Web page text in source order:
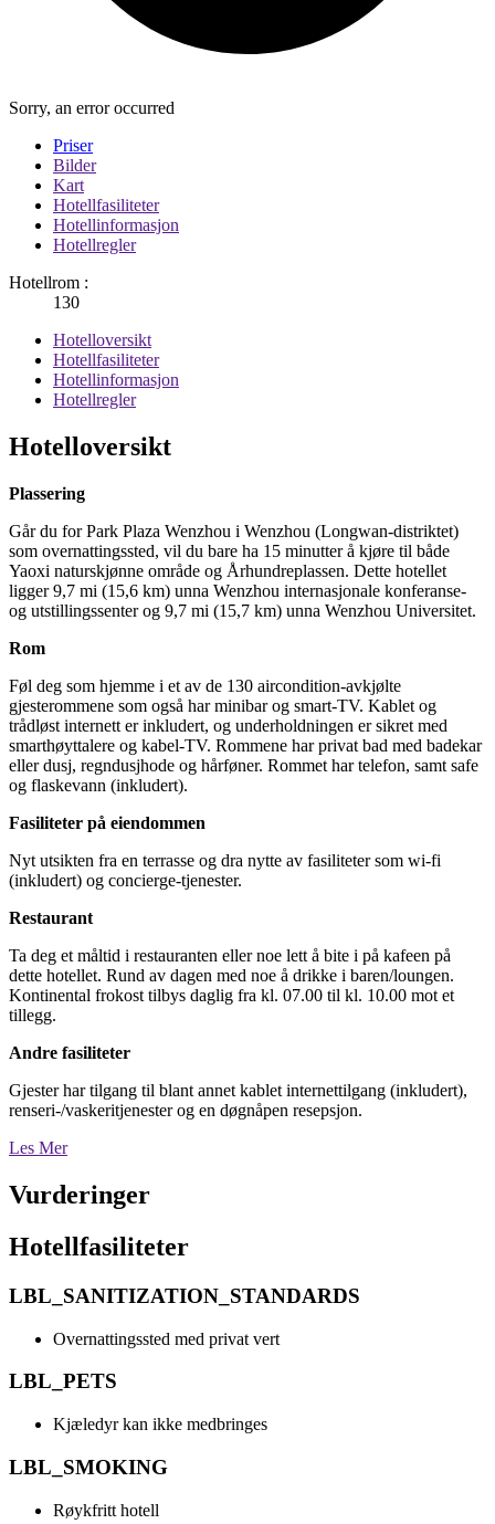
Sorry, an error occurred
Priser
Bilder
Kart
Hotellfasiliteter
Hotellinformasjon
Hotellregler
Hotellrom :
130
Hotelloversikt
Hotellfasiliteter
Hotellinformasjon
Hotellregler
Hotelloversikt
Plassering
Går du for Park Plaza Wenzhou i Wenzhou (Longwan-distriktet)
som overnattingssted, vil du bare ha 15 minutter å kjøre til både
Yaoxi naturskjønne område og Århundreplassen. Dette hotellet
ligger 9,7 mi (15,6 km) unna Wenzhou internasjonale konferanse-
og utstillingssenter og 9,7 mi (15,7 km) unna Wenzhou Universitet.
Rom
Føl deg som hjemme i et av de 130 aircondition-avkjølte
gjesterommene som også har minibar og smart-TV. Kablet og
trådløst internett er inkludert, og underholdningen er sikret med
smarthøyttalere og kabel-TV. Rommene har privat bad med badekar
eller dusj, regndusjhode og hårføner. Rommet har telefon, samt safe
og flaskevann (inkludert).
Fasiliteter på eiendommen
Nyt utsikten fra en terrasse og dra nytte av fasiliteter som wi-fi
(inkludert) og concierge-tjenester.
Restaurant
Ta deg et måltid i restauranten eller noe lett å bite i på kafeen på
dette hotellet. Rund av dagen med noe å drikke i baren/loungen.
Kontinental frokost tilbys daglig fra kl. 07.00 til kl. 10.00 mot et
tillegg.
Andre fasiliteter
Gjester har tilgang til blant annet kablet internettilgang (inkludert),
renseri-/vaskeritjenester og en døgnåpen resepsjon.
Les Mer
Vurderinger
Hotellfasiliteter
LBL_SANITIZATION_STANDARDS
Overnattingssted med privat vert
LBL_PETS
Kjæledyr kan ikke medbringes
LBL_SMOKING
Røykfritt hotell